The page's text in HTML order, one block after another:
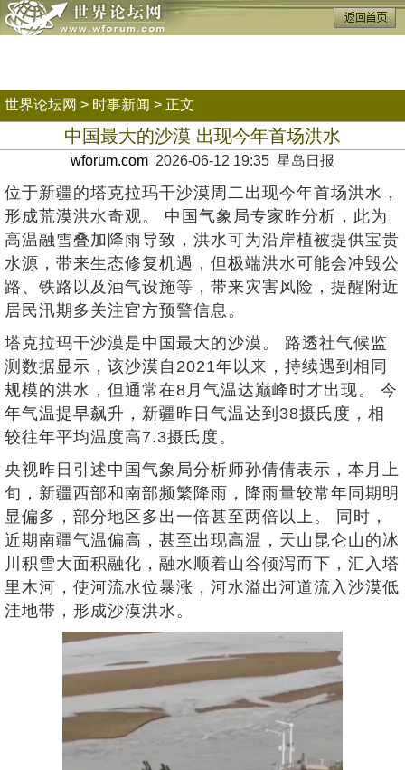
世界论坛网 > 时事新闻 > 正文
中国最大的沙漠 出现今年首场洪水
wforum.com 2026-06-12 19:35 星岛日报
位于新疆的塔克拉玛干沙漠周二出现今年首场洪水，
形成荒漠洪水奇观。 中国气象局专家昨分析，此为
高温融雪叠加降雨导致，洪水可为沿岸植被提供宝贵
水源，带来生态修复机遇，但极端洪水可能会冲毁公
路、铁路以及油气设施等，带来灾害风险，提醒附近
居民汛期多关注官方预警信息。
塔克拉玛干沙漠是中国最大的沙漠。 路透社气候监
测数据显示，该沙漠自2021年以来，持续遇到相同
规模的洪水，但通常在8月气温达巅峰时才出现。 今
年气温提早飙升，新疆昨日气温达到38摄氏度，相
较往年平均温度高7.3摄氏度。
央视昨日引述中国气象局分析师孙倩倩表示，本月上
旬，新疆西部和南部频繁降雨，降雨量较常年同期明
显偏多，部分地区多出一倍甚至两倍以上。 同时，
近期南疆气温偏高，甚至出现高温，天山昆仑山的冰
川积雪大面积融化，融水顺着山谷倾泻而下，汇入塔
里木河，使河流水位暴涨，河水溢出河道流入沙漠低
洼地带，形成沙漠洪水。